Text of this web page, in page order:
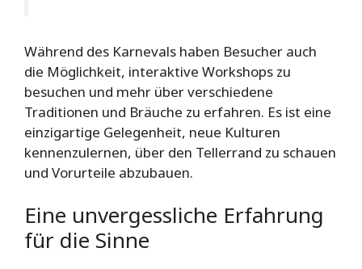
Während des Karnevals haben Besucher auch
die Möglichkeit, interaktive Workshops zu
besuchen und mehr über verschiedene
Traditionen und Bräuche zu erfahren. Es ist eine
einzigartige Gelegenheit, neue Kulturen
kennenzulernen, über den Tellerrand zu schauen
und Vorurteile abzubauen.
Eine unvergessliche Erfahrung
für die Sinne